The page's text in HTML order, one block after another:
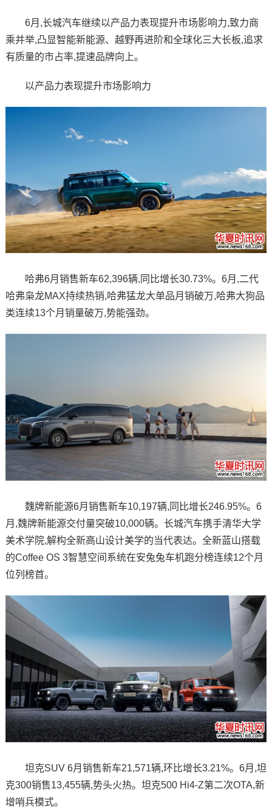
6月,长城汽车继续以产品力表现提升市场影响力,致力商
乘并举,凸显智能新能源、越野再进阶和全球化三大长板,追求
有质量的市占率,提速品牌向上。
以产品力表现提升市场影响力
哈弗6月销售新车62,396辆,同比增长30.73%。6月,二代
哈弗枭龙MAX持续热销,哈弗猛龙大单品月销破万,哈弗大狗品
类连续13个月销量破万,势能强劲。
魏牌新能源6月销售新车10,197辆,同比增长246.95%。6
月,魏牌新能源交付量突破10,000辆。长城汽车携手清华大学
美术学院,解构全新高山设计美学的当代表达。全新蓝山搭载
的Coffee OS 3智慧空间系统在安兔兔车机跑分榜连续12个月
位列榜首。
坦克SUV 6月销售新车21,571辆,环比增长3.21%。6月,坦
克300销售13,455辆,势头火热。坦克500 Hi4-Z第二次OTA,新
增哨兵模式。